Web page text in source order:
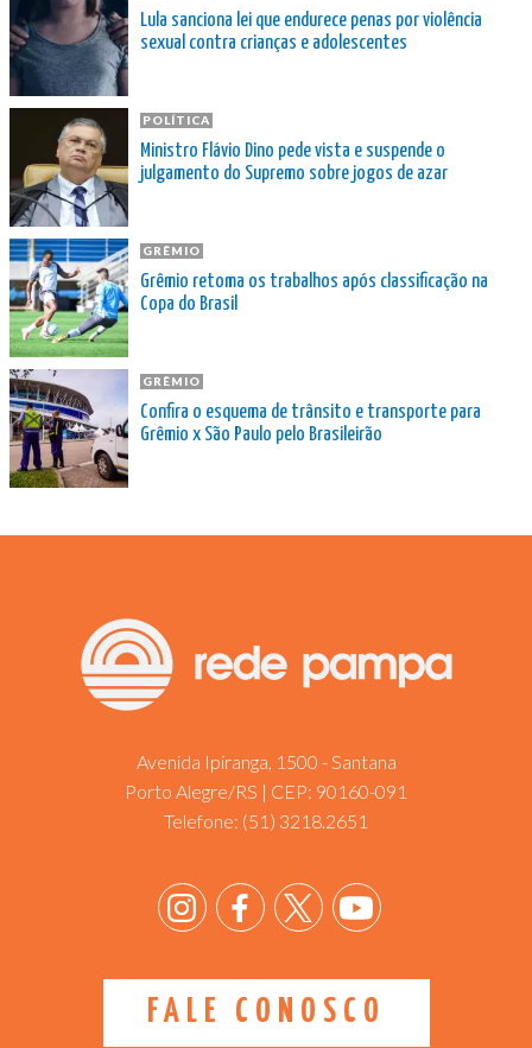
Lula sanciona lei que endurece penas por violência
sexual contra crianças e adolescentes
POLÍTICA
Ministro Flávio Dino pede vista e suspende o
julgamento do Supremo sobre jogos de azar
GRÊMIO
Grêmio retoma os trabalhos após classificação na
Copa do Brasil
GRÊMIO
Confira o esquema de trânsito e transporte para
Grêmio x São Paulo pelo Brasileirão
Avenida Ipiranga, 1500 - Santana
Porto Alegre/RS | CEP: 90160-091
Telefone: (51) 3218.2651
FALE CONOSCO